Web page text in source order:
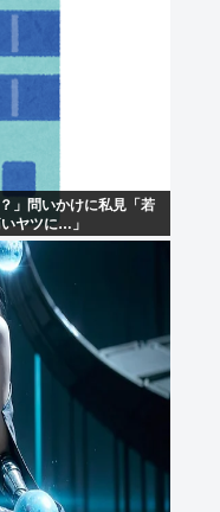
」問いかけに私見「若
ヤツに…」